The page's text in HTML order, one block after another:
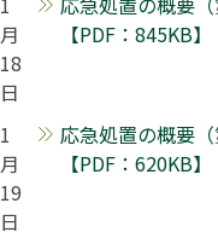
月
18
日
【PDF：845KB】
1
月
19
日
応急処置の概要（
【PDF：620KB】